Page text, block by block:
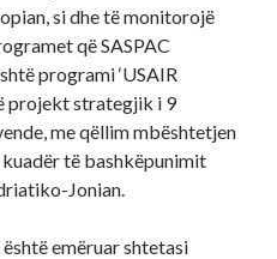
si dhe të monitorojë
që SASPAC
programi ‘USAIR
projekt strategjik i 9
me qëllim mbështetjen
të bashkëpunimit
Jonian.
emëruar shtetasi